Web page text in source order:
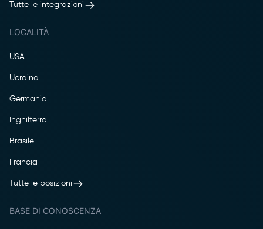
Tutte le integrazioni
LOCALITÀ
USA
Ucraina
Germania
Inghilterra
Brasile
Francia
Tutte le posizioni
BASE DI CONOSCENZA